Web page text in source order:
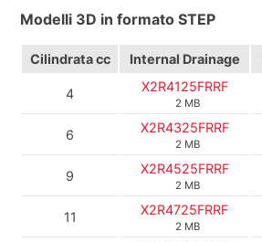
Modelli 3D in formato STEP
Cilindratacc Internal Drainage
4 X2R4125FRRF
2 MB
6 X2R4325FRRF
2 MB
9 X2R4525FRRF
2 MB
11 X2R4725FRRF
2 MB